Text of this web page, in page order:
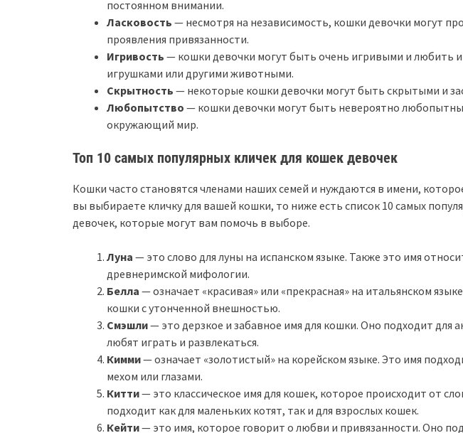
постоянном внимании.
Ласковость — несмотря на независимость, кошки девочки могут
проявления привязанности.
Игривость — кошки девочки могут быть очень игривыми и любить
игрушками или другими животными.
Скрытность — некоторые кошки девочки могут быть скрытыми и
Любопытство — кошки девочки могут быть невероятно
окружающий мир.
Топ 10 самых популярных кличек для кошек девочек
Кошки часто становятся членами наших семей и нуждаются в имени,
вы выбираете кличку для вашей кошки, то ниже есть список 10 самых
девочек, которые могут вам помочь в выборе.
Луна — это слово для луны на испанском языке. Также это имя
древнеримской мифологии.
Белла — означает «красивая» или «прекрасная» на итальянском
кошки с утонченной внешностью.
Смэшли— это дерзкое и забавное имя для кошки. Оно подходит для
любят играть и развлекаться.
Кимми— означает «золотистый» на корейском языке. Это имя
мехом или глазами.
Китти— это классическое имя для кошек, которое происходит от
подходит как для маленьких котят, так и для взрослых кошек.
Кейти— это имя, которое говорит о любви и привязанности. Оно